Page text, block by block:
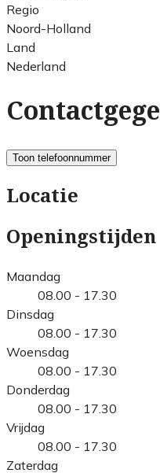
Regio
Noord-Holland
Land
Nederland
Toon telefoonnummer
Locatie
Openingstijden
Maandag
08.00 - 17.30
Dinsdag
08.00 - 17.30
Woensdag
08.00 - 17.30
Donderdag
08.00 - 17.30
Vrijdag
08.00 - 17.30
Zaterdag